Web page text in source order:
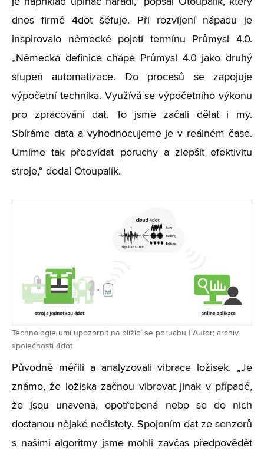
dnes firmě 4dot šéfuje. Při rozvíjení nápadu je
inspirovalo německé pojetí termínu Průmysl 4.0.
„Německá definice chápe Průmysl 4.0 jako druhý
stupeň automatizace. Do procesů se zapojuje
výpočetní technika. Využívá se výpočetního výkonu
pro zpracování dat. To jsme začali dělat i my.
Sbíráme data a vyhodnocujeme je v reálném čase.
Umíme tak předvídat poruchy a zlepšit efektivitu
stroje,“ dodal Otoupalík.
Technologie umí upozornit na blížící se poruchu | Autor: archiv
společnosti 4dot
Původně měřili a analyzovali vibrace ložisek. „Je
známo, že ložiska začnou vibrovat jinak v případě,
že jsou unavená, opotřebená nebo se do nich
dostanou nějaké nečistoty. Spojením dat ze senzorů
s našimi algoritmy jsme mohli zavčas předpovědět